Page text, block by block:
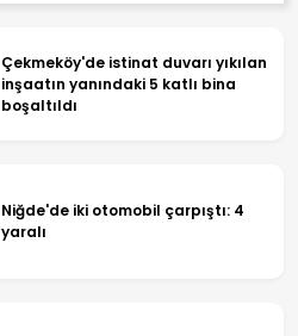
Çekmeköy'de istinat duvarı yıkılan
inşaatın yanındaki 5 katlı bina
boşaltıldı
Niğde'de iki otomobil çarpıştı: 4
yaralı